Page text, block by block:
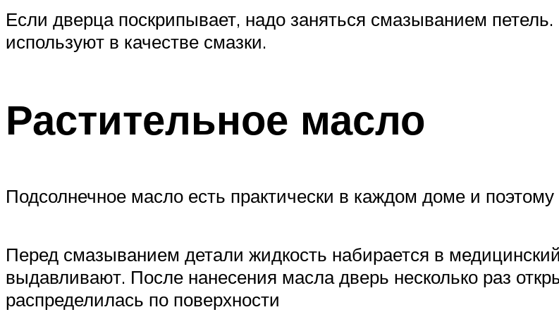
Если дверца поскрипывает, надо заняться смазыванием петель.
используют в качестве смазки.
Растительное масло
Подсолнечное масло есть практически в каждом доме и
Перед смазыванием детали жидкость набирается в
выдавливают. После нанесения масла дверь несколько раз
распределилась по поверхности